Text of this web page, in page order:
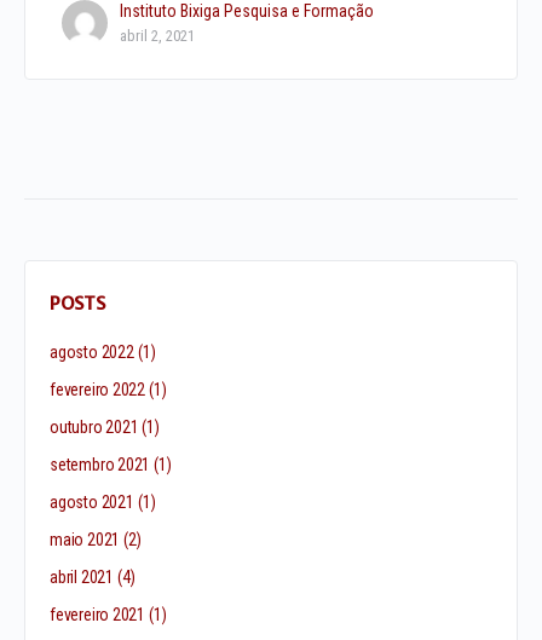
Instituto Bixiga Pesquisa e Formação
abril 2, 2021
POSTS
agosto 2022 (1)
fevereiro 2022 (1)
outubro 2021 (1)
setembro 2021 (1)
agosto 2021 (1)
maio 2021 (2)
abril 2021 (4)
fevereiro 2021 (1)